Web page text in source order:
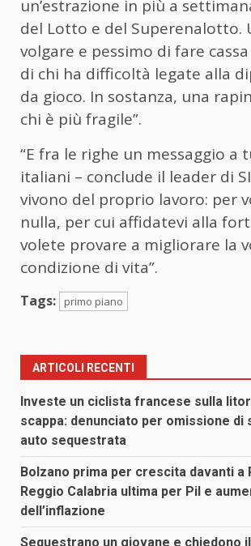
un’estrazione in più a
del Lotto e del Superenalotto.
volgare e pessimo di fare
di chi ha difficoltà legate alla
da gioco. In sostanza, una
chi è più fragile”.
“E fra le righe un messaggio a
italiani – conclude il leader di
vivono del proprio lavoro: per
nulla, per cui affidatevi alla
volete provare a migliorare la
condizione di vita”.
Tags: primo piano
ARTICOLI RECENTI
Investe un ciclista francese sulla
scappa: denunciato per omissione di
auto sequestrata
Bolzano prima per crescita davanti a
Reggio Calabria ultima per Pil e
dell’inflazione
Sequestrano un giovane e chiedono